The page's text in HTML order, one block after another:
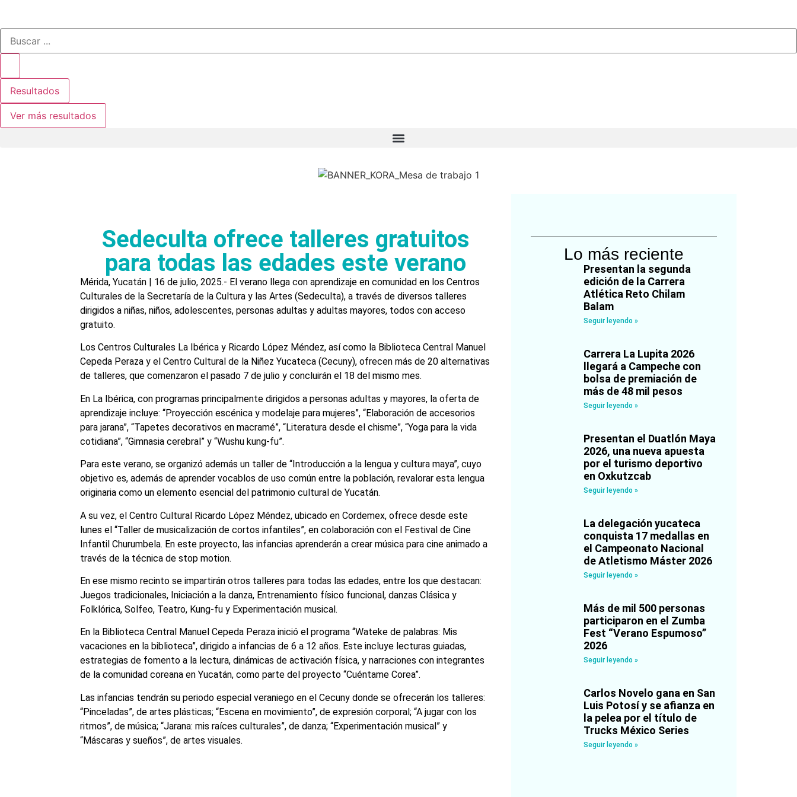
Resultados
Ver más resultados
Sedeculta ofrece talleres gratuitos
para todas las edades este verano
Mérida, Yucatán | 16 de julio, 2025.- El verano llega con aprendizaje en comunidad en los Centros
Culturales de la Secretaría de la Cultura y las Artes (Sedeculta), a través de diversos talleres
dirigidos a niñas, niños, adolescentes, personas adultas y adultas mayores, todos con acceso
gratuito.
Los Centros Culturales La Ibérica y Ricardo López Méndez, así como la Biblioteca Central Manuel
Cepeda Peraza y el Centro Cultural de la Niñez Yucateca (Cecuny), ofrecen más de 20 alternativas
de talleres, que comenzaron el pasado 7 de julio y concluirán el 18 del mismo mes.
En La Ibérica, con programas principalmente dirigidos a personas adultas y mayores, la oferta de
aprendizaje incluye: “Proyección escénica y modelaje para mujeres”, “Elaboración de accesorios
para jarana”, “Tapetes decorativos en macramé”, “Literatura desde el chisme”, “Yoga para la vida
cotidiana”, “Gimnasia cerebral” y “Wushu kung-fu”.
Para este verano, se organizó además un taller de “Introducción a la lengua y cultura maya”, cuyo
objetivo es, además de aprender vocablos de uso común entre la población, revalorar esta lengua
originaria como un elemento esencial del patrimonio cultural de Yucatán.
A su vez, el Centro Cultural Ricardo López Méndez, ubicado en Cordemex, ofrece desde este
lunes el “Taller de musicalización de cortos infantiles”, en colaboración con el Festival de Cine
Infantil Churumbela. En este proyecto, las infancias aprenderán a crear música para cine animado a
través de la técnica de stop motion.
En ese mismo recinto se impartirán otros talleres para todas las edades, entre los que destacan:
Juegos tradicionales, Iniciación a la danza, Entrenamiento físico funcional, danzas Clásica y
Folklórica, Solfeo, Teatro, Kung-fu y Experimentación musical.
En la Biblioteca Central Manuel Cepeda Peraza inició el programa “Wateke de palabras: Mis
vacaciones en la biblioteca”, dirigido a infancias de 6 a 12 años. Este incluye lecturas guiadas,
estrategias de fomento a la lectura, dinámicas de activación física, y narraciones con integrantes
de la comunidad coreana en Yucatán, como parte del proyecto “Cuéntame Corea”.
Las infancias tendrán su periodo especial veraniego en el Cecuny donde se ofrecerán los talleres:
“Pinceladas”, de artes plásticas; “Escena en movimiento”, de expresión corporal; “A jugar con los
ritmos”, de música; “Jarana: mis raíces culturales”, de danza; “Experimentación musical” y
“Máscaras y sueños”, de artes visuales.
Lo más reciente
Presentan la segunda
edición de la Carrera
Atlética Reto Chilam
Balam
Seguir leyendo »
Carrera La Lupita 2026
llegará a Campeche con
bolsa de premiación de
más de 48 mil pesos
Seguir leyendo »
Presentan el Duatlón Maya
2026, una nueva apuesta
por el turismo deportivo
en Oxkutzcab
Seguir leyendo »
La delegación yucateca
conquista 17 medallas en
el Campeonato Nacional
de Atletismo Máster 2026
Seguir leyendo »
Más de mil 500 personas
participaron en el Zumba
Fest “Verano Espumoso”
2026
Seguir leyendo »
Carlos Novelo gana en San
Luis Potosí y se afianza en
la pelea por el título de
Trucks México Series
Seguir leyendo »